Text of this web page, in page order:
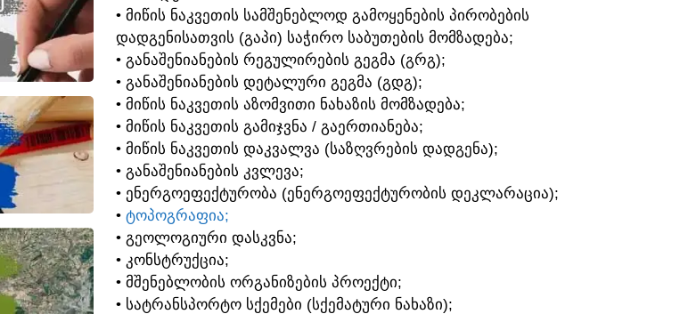
• ᲛᲘᲬᲘᲡ ᲜᲐᲙᲕᲔᲗᲘᲡ ᲡᲐᲛᲨᲔᲜᲔᲑᲚᲝᲓ ᲒᲐᲛᲝᲧᲔᲜᲔᲑᲘᲡ ᲞᲘᲠᲝᲑᲔᲑᲘᲡ
ᲓᲐᲓᲒᲔᲜᲘᲡᲐᲗᲕᲘᲡ (ᲒᲐᲞᲘ) ᲡᲐᲭᲘᲠᲝ ᲡᲐᲑᲣᲗᲔᲑᲘᲡ ᲛᲝᲛᲖᲐᲓᲔᲑᲐ;
• ᲒᲐᲜᲐᲨᲔᲜᲘᲐᲜᲔᲑᲘᲡ ᲠᲔᲒᲣᲚᲘᲠᲔᲑᲘᲡ ᲒᲔᲒᲛᲐ (ᲒᲠᲒ);
• ᲒᲐᲜᲐᲨᲔᲜᲘᲐᲜᲔᲑᲘᲡ ᲓᲔᲢᲐᲚᲣᲠᲘ ᲒᲔᲒᲛᲐ (ᲒᲓᲒ);
• ᲛᲘᲬᲘᲡ ᲜᲐᲙᲕᲔᲗᲘᲡ ᲐᲖᲝᲛᲕᲘᲗᲘ ᲜᲐᲮᲐᲖᲘᲡ ᲛᲝᲛᲖᲐᲓᲔᲑᲐ;
• ᲛᲘᲬᲘᲡ ᲜᲐᲙᲕᲔᲗᲘᲡ ᲒᲐᲛᲘᲯᲕᲜᲐ / ᲒᲐᲔᲠᲗᲘᲐᲜᲔᲑᲐ;
• ᲛᲘᲬᲘᲡ ᲜᲐᲙᲕᲔᲗᲘᲡ ᲓᲐᲙᲕᲐᲚᲕᲐ (ᲡᲐᲖᲦᲕᲠᲔᲑᲘᲡ ᲓᲐᲓᲒᲔᲜᲐ);
• ᲒᲐᲜᲐᲨᲔᲜᲘᲐᲜᲔᲑᲘᲡ ᲙᲕᲚᲔᲕᲐ;
• ᲔᲜᲔᲠᲒᲝᲔᲤᲔᲥᲢᲣᲠᲝᲑᲐ (ᲔᲜᲔᲠᲒᲝᲔᲤᲔᲥᲢᲣᲠᲝᲑᲘᲡ ᲓᲔᲙᲚᲐᲠᲐᲪᲘᲐ);
• ᲢᲝᲞᲝᲒᲠᲐᲤᲘᲐ;
• ᲒᲔᲝᲚᲝᲒᲘᲣᲠᲘ ᲓᲐᲡᲙᲕᲜᲐ;
• ᲙᲝᲜᲡᲢᲠᲣᲥᲪᲘᲐ;
• ᲛᲨᲔᲜᲔᲑᲚᲝᲑᲘᲡ ᲝᲠᲒᲐᲜᲘᲖᲔᲑᲘᲡ ᲞᲠᲝᲔᲥᲢᲘ;
• ᲡᲐᲢᲠᲐᲜᲡᲞᲝᲠᲢᲝ ᲡᲥᲔᲛᲔᲑᲘ (ᲡᲥᲔᲛᲐᲢᲣᲠᲘ ᲜᲐᲮᲐᲖᲘ);